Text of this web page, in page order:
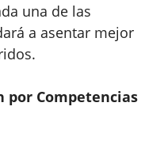
una de las
a asentar mejor
por Competencias